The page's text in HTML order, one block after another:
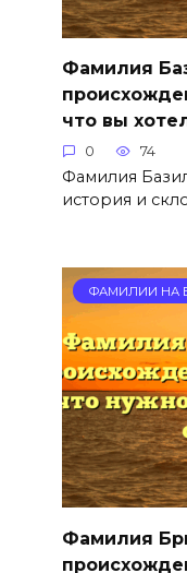
Фамилия
что вы
0 74
Фамилия
история и
ФАМИЛИИ НА
Фамилия